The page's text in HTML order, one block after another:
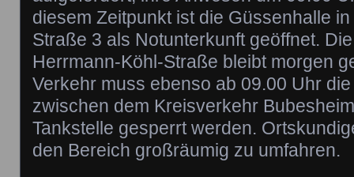
diesem Zeitpunkt ist die Güssenhalle
Straße 3 als Notunterkunft geöffnet.
Herrmann-Köhl-Straße bleibt morgen
Verkehr muss ebenso ab 09.00 Uhr
zwischen dem Kreisverkehr
Tankstelle gesperrt werden.
den Bereich großräumig zu umfahren.